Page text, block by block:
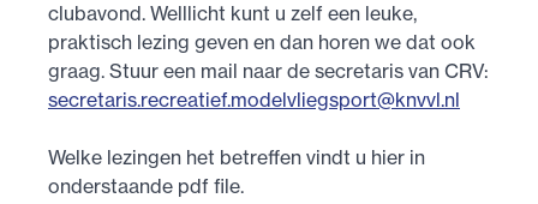
clubavond. Welllicht kunt u zelf een leuke,
praktisch lezing geven en dan horen we dat ook
graag. Stuur een mail naar de secretaris van CRV:
secretaris.recreatief.modelvliegsport@knvvl.nl
Welke lezingen het betreffen vindt u hier in
onderstaande pdf file.